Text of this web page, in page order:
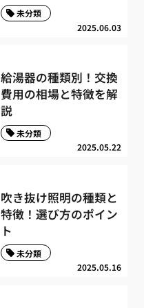
2025.06.03
未分類
給湯器の種類別！交換
費用の相場と特徴を解
説
2025.05.22
未分類
吹き抜け照明の種類と
特徴！選び方のポイン
ト
2025.05.16
未分類